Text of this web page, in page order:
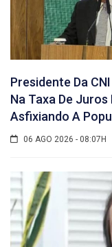
Presidente Da
Na Taxa De Juros
Asfixiando A
06 AGO 2026 - 08:07H